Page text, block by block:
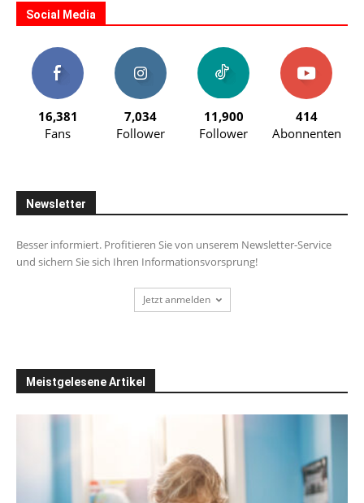
Social Media
16,381
Fans
7,034
Follower
11,900
Follower
414
Abonnenten
Newsletter
Besser informiert. Profitieren Sie von unserem Newsletter-Service
und sichern Sie sich Ihren Informationsvorsprung!
Jetzt anmelden
Meistgelesene Artikel